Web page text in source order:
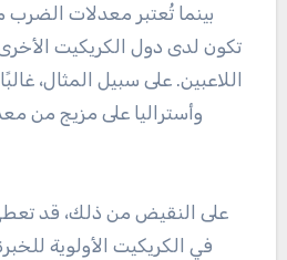
بينما تُعتبر معدلات
تكون لدى دول الكريكيت الأخرى
اللاعبين. على سبيل المثال،
وأستراليا على مزيج من
على النقيض من ذلك، قد
في الكريكيت الأولوية